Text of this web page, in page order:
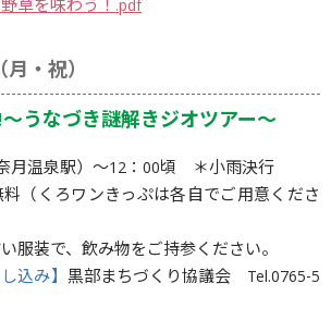
草を味わう！.pdf
・祝）
うなづき謎解きジオツアー～
月温泉駅）〜12：00頃 ＊小雨決行
（くろワンきっぷは各自でご用意くださ
服装で、飲み物をご持参ください。
込み】 黒部まちづくり協議会 Tel.0765-5